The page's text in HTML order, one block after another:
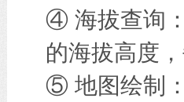
④ 海拔查询
的海拔高度
⑤ 地图绘制：